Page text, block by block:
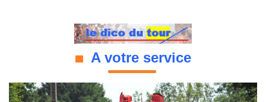
A votre service